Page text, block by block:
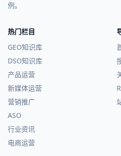
例。
热门栏目
GEO知识库
DSO知识库
产品运营
新媒体运营
营销推广
ASO
行业资讯
电商运营